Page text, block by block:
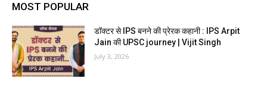
MOST POPULAR
डॉक्टर से IPS बनने की प्रेरक कहानी : IPS Arpit
Jain की UPSC journey | Vijit Singh
July 3, 2026